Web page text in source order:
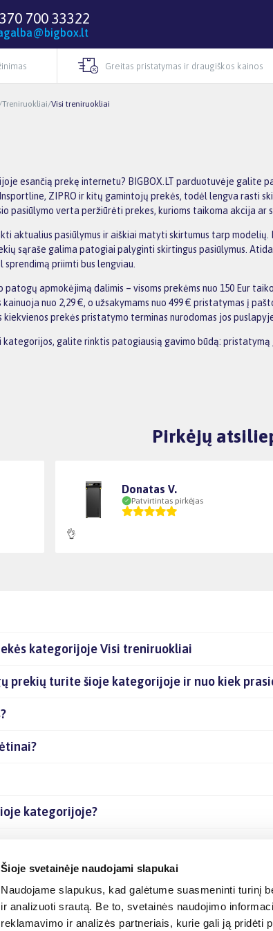
Šioje svetainėje naudojami slapukai
Naudojame slapukus, kad galėtume suasmeninti turinį
ir analizuoti srautą. Be to, svetainės naudojimo
reklamavimo ir analizės partneriais, kurie gali ją pridėti
700 33322
Greitas pristatymas ir draugiškos kainos
/Treniruokliai/Visi treniruokliai
esančią prekę internetu? BIGBOX.LT parduotuvėje
ZIPRO ir kitų gamintojų prekės, todėl lengva rasti
pasiūlymo verta peržiūrėti prekes, kurioms taikoma akcija
aktualius pasiūlymus ir aiškiai matyti skirtumus tarp
sąraše galima patogiai palyginti skirtingus pasiūlymus.
priimti bus lengviau.
patogų apmokėjimą dalimis – visoms prekėms nuo 150 Eur
nuo 2,29 €, o užsakymams nuo 499 € pristatymas į
prekės pristatymo terminas nurodomas jos
kategorijos, galite rinktis patogiausią gavimo būdą:
Pirkėjų
Donatas V.
Patvirtintas pirkėjas
👌
kategorijoje Visi treniruokliai
prekių turite šioje kategorijoje ir nuo kiek
kategorijoje?